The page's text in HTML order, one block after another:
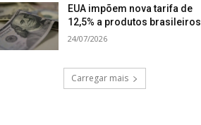
EUA impõem nova tarifa de
12,5% a produtos brasileiros
24/07/2026
Carregar mais